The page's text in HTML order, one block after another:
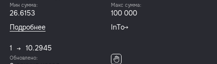
Мин сумма:
26.6153
Макс сумма:
100 000
Подробнее
InTo
1 10.2945
Обновлено: